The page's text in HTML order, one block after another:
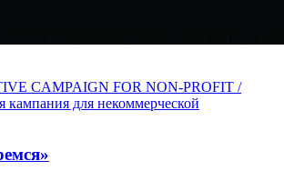
CAMPAIGN FOR NON-PROFIT /
кампания для некоммерческой